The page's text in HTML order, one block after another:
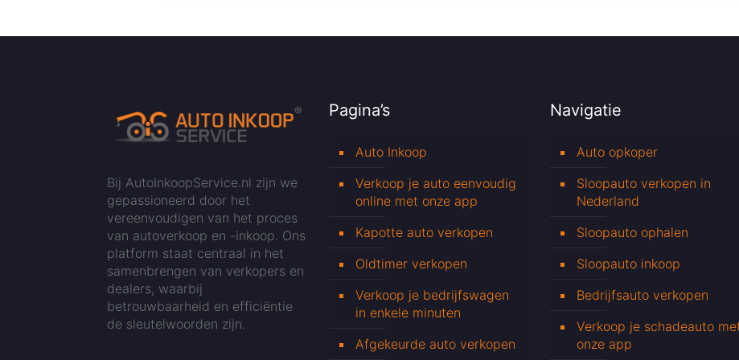
Bij AutoInkoopService.nl zijn we
gepassioneerd door het
vereenvoudigen van het proces
van autoverkoop en -inkoop. Ons
platform staat centraal in het
samenbrengen van verkopers en
dealers, waarbij
betrouwbaarheid en efficiëntie
de sleutelwoorden zijn.
Pagina’s
Auto Inkoop
Verkoop je auto eenvoudig
online met onze app
Kapotte auto verkopen
Oldtimer verkopen
Verkoop je bedrijfswagen
in enkele minuten
Afgekeurde auto verkopen
Navigatie
Auto opkoper
Sloopauto verkopen in
Nederland
Sloopauto ophalen
Sloopauto inkoop
Bedrijfsauto verkopen
Verkoop je schadeauto
onze app